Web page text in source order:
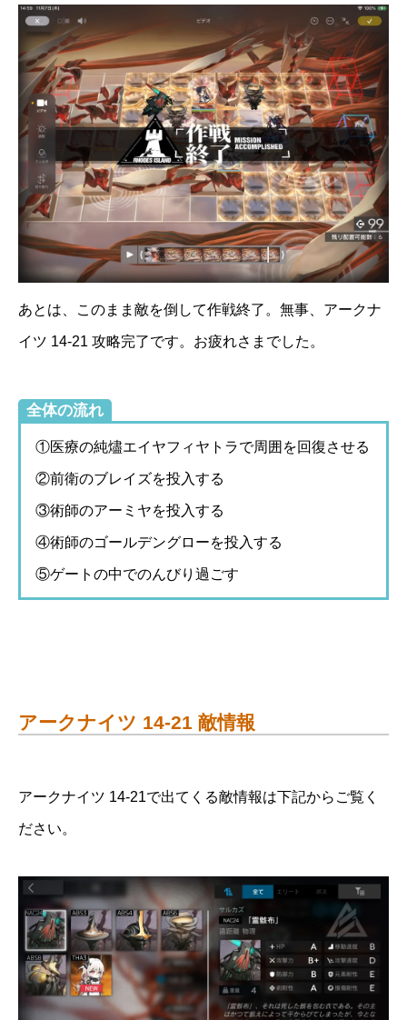
あとは、このまま敵を倒して作戦終了。無事、アークナ
イツ 14-21 攻略完了です。お疲れさまでした。
全体の流れ
①医療の純燼エイヤフィヤトラで周囲を回復させる
②前衛のブレイズを投入する
③術師のアーミヤを投入する
④術師のゴールデングローを投入する
⑤ゲートの中でのんびり過ごす
アークナイツ 14-21 敵情報
アークナイツ 14-21で出てくる敵情報は下記からご覧く
ださい。